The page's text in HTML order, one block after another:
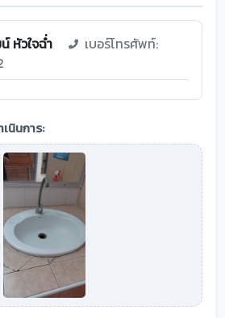
หัวใจฉ่ำ
เบอร์โทรศัพท์:
นินการ: